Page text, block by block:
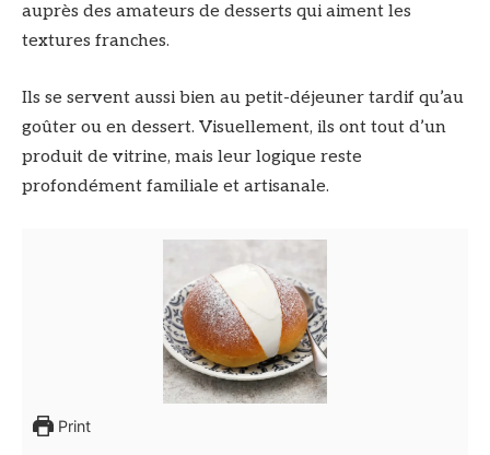
auprès des amateurs de desserts qui aiment les
textures franches.
Ils se servent aussi bien au petit-déjeuner tardif qu’au
goûter ou en dessert. Visuellement, ils ont tout d’un
produit de vitrine, mais leur logique reste
profondément familiale et artisanale.
Print